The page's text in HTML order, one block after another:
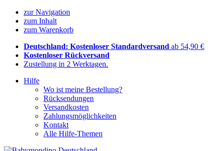
zur Navigation
zum Inhalt
zum Warenkorb
Deutschland: Kostenloser Standardversand ab 54,90 €
Kostenloser Rückversand
Zustellung in 2 Werktagen.
Hilfe
Wo ist meine Bestellung?
Rücksendungen
Versandkosten
Zahlungsmöglichkeiten
Kontakt
Alle Hilfe-Themen